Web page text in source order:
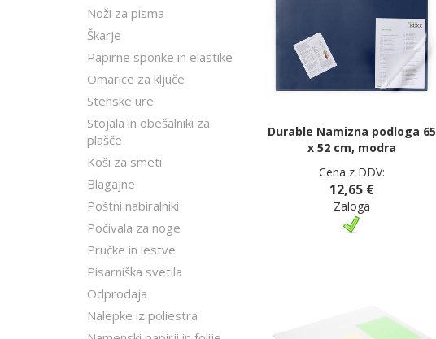
Noži za pisma
Škarje
Papirne sponke in elastike
Omarice za ključe
Stenske ure
Stojala in obešalniki za
plašče
Koši za smeti
Blagajne
Poštni nabiralniki
Počivala za noge
Pručke in lestve
Pisarniška svetila
Odprodaja
Nalepke iz poliestra
Durable Namizna podloga 65
x 52 cm, modra
Cena z DDV:
12,65 €
Zaloga